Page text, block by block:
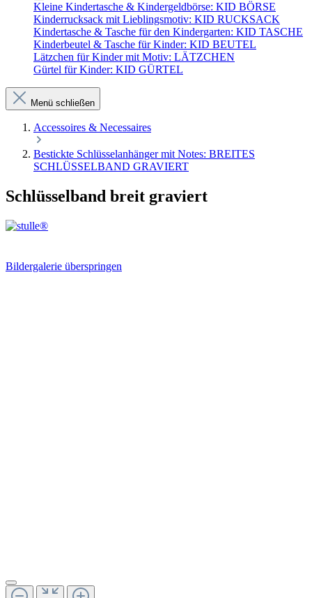
Kleine Kindertasche & Kindergeldbörse: KID BÖRSE
Kinderrucksack mit Lieblingsmotiv: KID RUCKSACK
Kindertasche & Tasche für den Kindergarten: KID TASCHE
Kinderbeutel & Tasche für Kinder: KID BEUTEL
Lätzchen für Kinder mit Motiv: LÄTZCHEN
Gürtel für Kinder: KID GÜRTEL
Menü schließen
Accessoires & Necessaires
Bestickte Schlüsselanhänger mit Notes: BREITES
SCHLÜSSELBAND GRAVIERT
Schlüsselband breit graviert
Bildergalerie überspringen